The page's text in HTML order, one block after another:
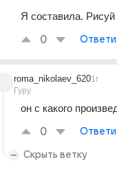
Я составила. Рисуй
0
roma_nikolaev_620
Гуру
1г
он с какого
0
Скрыть ветку